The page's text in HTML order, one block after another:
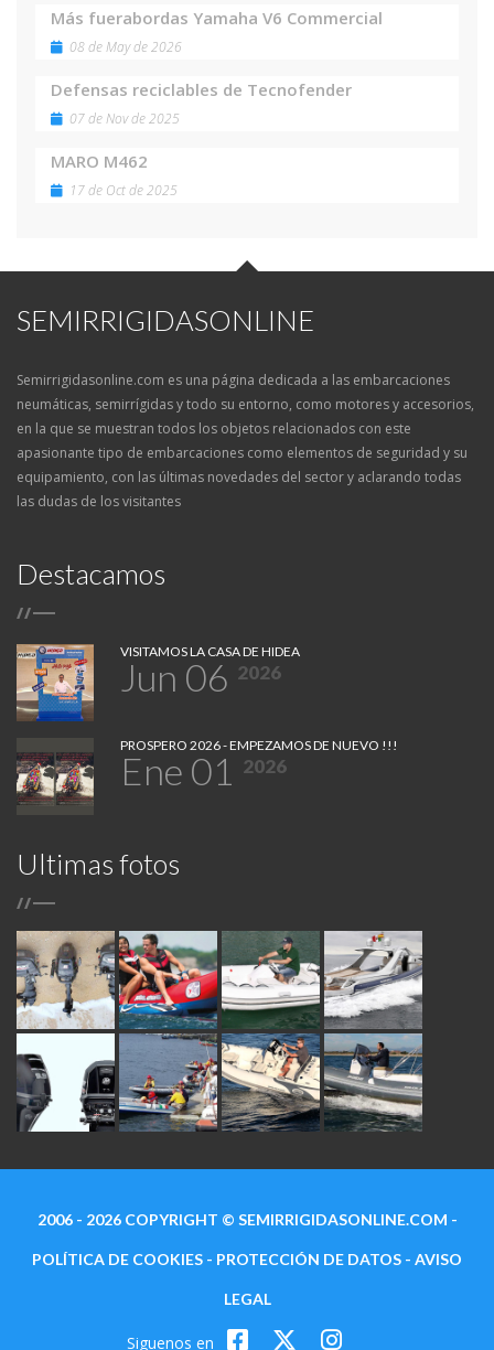
Más fuerabordas Yamaha V6 Commercial
08 de May de 2026
Defensas reciclables de Tecnofender
07 de Nov de 2025
MARO M462
17 de Oct de 2025
SEMIRRIGIDASONLINE
Semirrigidasonline.com es una página dedicada a las embarcaciones
neumáticas, semirrígidas y todo su entorno, como motores y accesorios,
en la que se muestran todos los objetos relacionados con este
apasionante tipo de embarcaciones como elementos de seguridad y su
equipamiento, con las últimas novedades del sector y aclarando todas
las dudas de los visitantes
Destacamos
/ /
VISITAMOS LA CASA DE HIDEA
Jun 06 2026
PROSPERO 2026 - EMPEZAMOS DE NUEVO !!!
Ene 01 2026
Ultimas fotos
/ /
2006 - 2026 COPYRIGHT © SEMIRRIGIDASONLINE.COM -
POLÍTICA DE COOKIES - PROTECCIÓN DE DATOS - AVISO
LEGAL
Siguenos en